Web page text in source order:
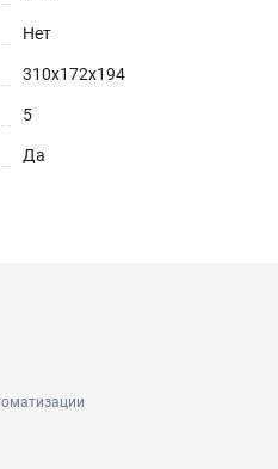
Нет
310х172х194
5
Да